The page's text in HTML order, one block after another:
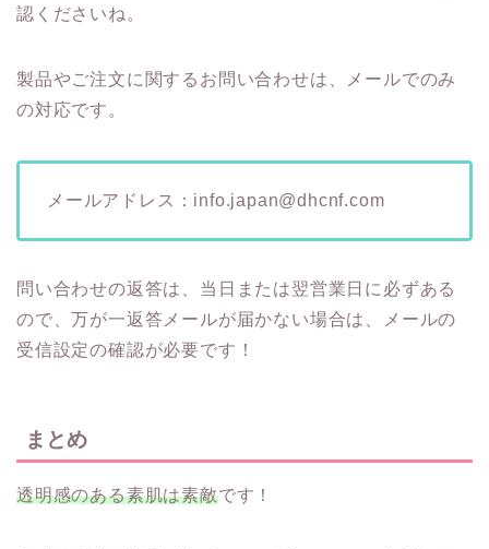
認くださいね。
製品やご注文に関するお問い合わせは、メールでのみ
の対応です。
メールアドレス：info.japan@dhcnf.com
問い合わせの返答は、当日または翌営業日に必ずある
ので、万が一返答メールが届かない場合は、メールの
受信設定の確認が必要です！
まとめ
透明感のある素肌は素敵です！